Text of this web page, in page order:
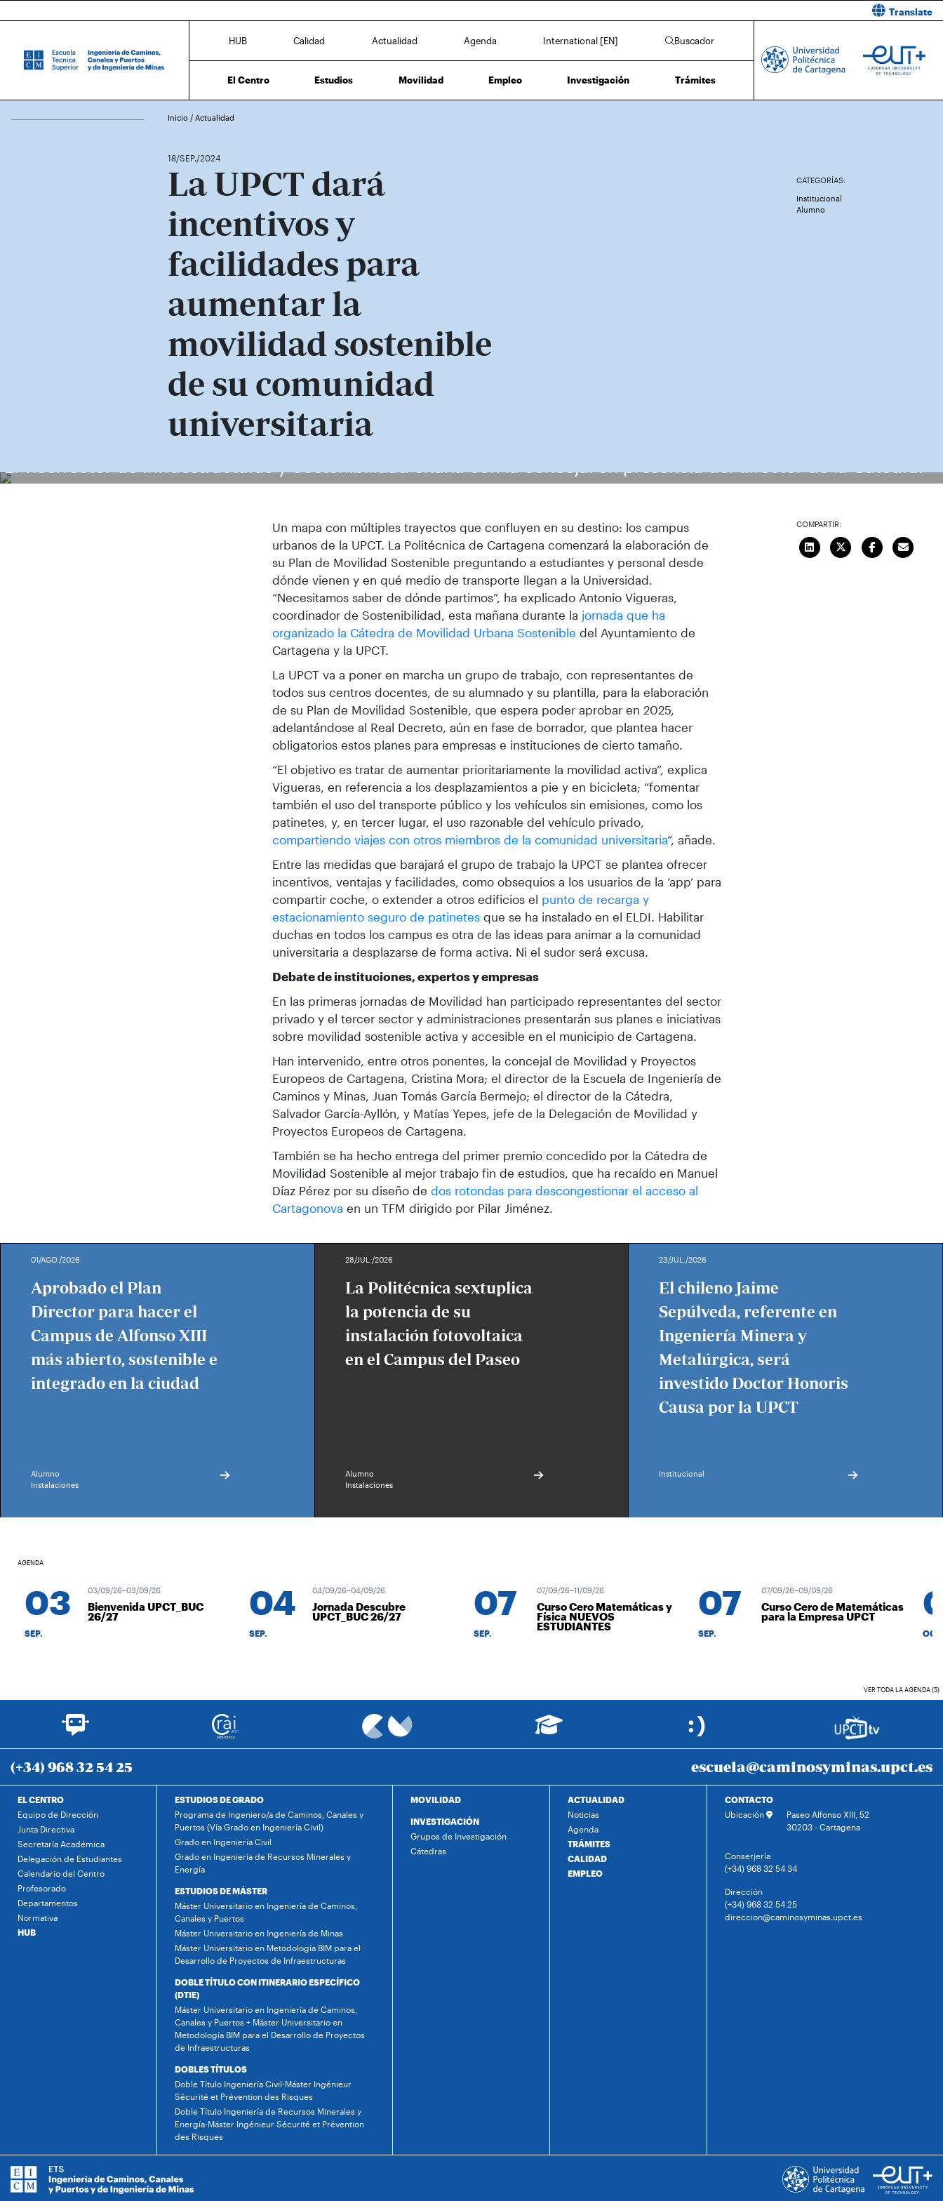
Translate
HUB Calidad Actualidad Agenda International [EN] Buscador
El Centro Estudios Movilidad Empleo Investigación Trámites
Inicio / Actualidad
18/SEP./2024
La UPCT dará
incentivos y
facilidades para
aumentar la
movilidad sostenible
de su comunidad
universitaria
CATEGORÍAS:
Institucional
Alumno
Un mapa con múltiples trayectos que confluyen en su destino: los campus
urbanos de la UPCT. La Politécnica de Cartagena comenzará la elaboración de
su Plan de Movilidad Sostenible preguntando a estudiantes y personal desde
dónde vienen y en qué medio de transporte llegan a la Universidad.
“Necesitamos saber de dónde partimos”, ha explicado Antonio Vigueras,
coordinador de Sostenibilidad, esta mañana durante la jornada que ha
organizado la Cátedra de Movilidad Urbana Sostenible del Ayuntamiento de
Cartagena y la UPCT.
La UPCT va a poner en marcha un grupo de trabajo, con representantes de
todos sus centros docentes, de su alumnado y su plantilla, para la elaboración
de su Plan de Movilidad Sostenible, que espera poder aprobar en 2025,
adelantándose al Real Decreto, aún en fase de borrador, que plantea hacer
obligatorios estos planes para empresas e instituciones de cierto tamaño.
“El objetivo es tratar de aumentar prioritariamente la movilidad activa”, explica
Vigueras, en referencia a los desplazamientos a pie y en bicicleta; “fomentar
también el uso del transporte público y los vehículos sin emisiones, como los
patinetes, y, en tercer lugar, el uso razonable del vehículo privado,
compartiendo viajes con otros miembros de la comunidad universitaria”, añade.
Entre las medidas que barajará el grupo de trabajo la UPCT se plantea ofrecer
incentivos, ventajas y facilidades, como obsequios a los usuarios de la ‘app’ para
compartir coche, o extender a otros edificios el punto de recarga y
estacionamiento seguro de patinetes que se ha instalado en el ELDI. Habilitar
duchas en todos los campus es otra de las ideas para animar a la comunidad
universitaria a desplazarse de forma activa. Ni el sudor será excusa.
Debate de instituciones, expertos y empresas
En las primeras jornadas de Movilidad han participado representantes del sector
privado y el tercer sector y administraciones presentarán sus planes e iniciativas
sobre movilidad sostenible activa y accesible en el municipio de Cartagena.
Han intervenido, entre otros ponentes, la concejal de Movilidad y Proyectos
Europeos de Cartagena, Cristina Mora; el director de la Escuela de Ingeniería de
Caminos y Minas, Juan Tomás García Bermejo; el director de la Cátedra,
Salvador García-Ayllón, y Matías Yepes, jefe de la Delegación de Movilidad y
Proyectos Europeos de Cartagena.
También se ha hecho entrega del primer premio concedido por la Cátedra de
Movilidad Sostenible al mejor trabajo fin de estudios, que ha recaído en Manuel
Díaz Pérez por su diseño dedos rotondas para descongestionar el acceso al
Cartagonova en un TFM dirigido por Pilar Jiménez.
COMPARTIR:
01/AGO./2026
Aprobado el Plan
Director para hacer el
Campus de Alfonso XIII
más abierto, sostenible e
integrado en la ciudad
Alumno
Instalaciones
28/JUL./2026
La Politécnica sextuplica
la potencia de su
instalación fotovoltaica
en el Campus del Paseo
Alumno
Instalaciones
23/JUL./2026
El chileno Jaime
Sepúlveda, referente en
Ingeniería Minera y
Metalúrgica, será
investido Doctor Honoris
Causa por la UPCT
Institucional
AGENDA
03
SEP.
03/09/26–03/09/26
Bienvenida UPCT_BUC
26/27 04
SEP.
04/09/26–04/09/26
Jornada Descubre
UPCT_BUC 26/27 07
SEP.
07/09/26–11/09/26
Curso Cero Matemáticas y
Física NUEVOS
ESTUDIANTES
07
SEP.
07/09/26–09/09/26
Curso Cero de Matemáticas
para la Empresa UPCT
OCT.
VER TODA LA AGENDA (5)
(+34) 968 32 54 25 escuela@caminosyminas.upct.es
EL CENTRO
Equipo de Dirección
Junta Directiva
Secretaría Académica
Delegación de Estudiantes
Calendario del Centro
Profesorado
Departamentos
Normativa
HUB
ESTUDIOS DE GRADO
Programa de Ingeniero/a de Caminos, Canales y
Puertos (Vía Grado en Ingeniería Civil)
Grado en Ingeniería Civil
Grado en Ingeniería de Recursos Minerales y
Energía
ESTUDIOS DE MÁSTER
Máster Universitario en Ingeniería de Caminos,
Canales y Puertos
Máster Universitario en Ingeniería de Minas
Máster Universitario en Metodología BIM para el
Desarrollo de Proyectos de Infraestructuras
DOBLE TÍTULO CON ITINERARIO ESPECÍFICO
(DTIE)
Máster Universitario en Ingeniería de Caminos,
Canales y Puertos + Máster Universitario en
Metodología BIM para el Desarrollo de Proyectos
de Infraestructuras
DOBLES TÍTULOS
Doble Título Ingeniería Civil-Máster Ingénieur
Sécurité et Prévention des Risques
Doble Título Ingeniería de Recursos Minerales y
Energía-Máster Ingénieur Sécurité et Prévention
des Risques
MOVILIDAD
INVESTIGACIÓN
Grupos de Investigación
Cátedras
ACTUALIDAD
Noticias
Agenda
TRÁMITES
CALIDAD
EMPLEO
CONTACTO
Ubicación
Paseo Alfonso XIII, 52
30203 - Cartagena
Conserjería
(+34) 968 32 54 34
Dirección
(+34) 968 32 54 25
direccion@caminosyminas.upct.es